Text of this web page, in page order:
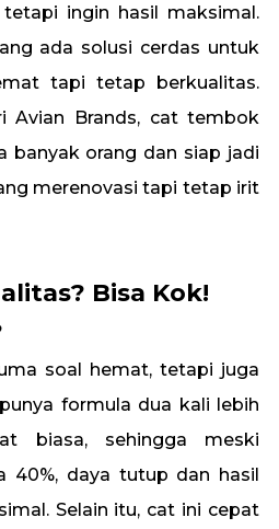
ingin hasil maksimal.
ada solusi cerdas untuk
tapi tetap berkualitas.
Avian Brands, cat tembok
banyak orang dan siap jadi
merenovasi tapi tetap irit
Bisa Kok!
soal hemat, tetapi juga
formula dua kali lebih
biasa, sehingga meski
40%, daya tutup dan hasil
Selain itu, cat ini cepat